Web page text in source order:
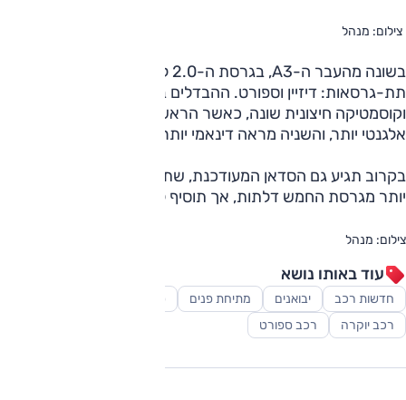
צילום: מנהל
בשונה מהעבר ה-A3, בגרסת ה-2.0 ליטר תוצע בשתי
תת-גרסאות: דיזיין וספורט. ההבדלים בינן יכללו מושבים שונים
וקוסמטיקה חיצונית שונה, כאשר הראשונה מנסה להשיג אפקט
אלגנטי יותר, והשניה מראה דינאמי יותר.
יותר מגרסת החמש דלתות, אך תוסיף לאבזור מושבי עור.
צילום: מנהל
עוד באותו נושא
חדשות רכב יבואנים מתיחת פנים סופרמיני
רכב יוקרה
רכב ספורט